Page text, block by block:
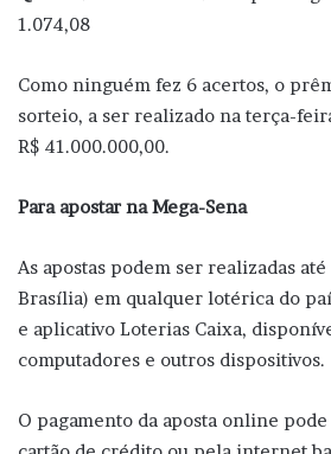
1.074,08
Como ninguém fez 6 acertos, o
sorteio, a ser realizado na terça-
R$ 41.000.000,00.
Para apostar na Mega-Sena
As apostas podem ser realizadas
Brasília) em qualquer lotérica do
e aplicativo Loterias Caixa,
computadores e outros dispositivos.
O pagamento da aposta online